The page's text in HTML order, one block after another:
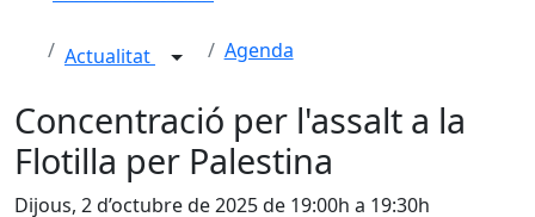
Actualitat Agenda
Concentració per l'assalt a la
Flotilla per Palestina
Dijous, 2 d’octubre de 2025 de 19:00h a 19:30h